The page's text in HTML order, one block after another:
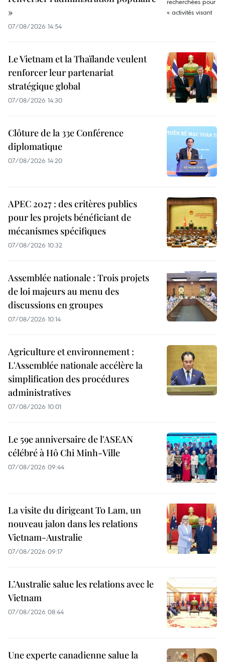
»
07/08/2026 14:54
Le Vietnam et la Thaïlande veulent
renforcer leur partenariat
stratégique global
07/08/2026 14:30
Clôture de la 33e Conférence
diplomatique
07/08/2026 14:20
APEC 2027 : des critères publics
pour les projets bénéficiant de
mécanismes spécifiques
07/08/2026 10:32
Assemblée nationale : Trois projets
de loi majeurs au menu des
discussions en groupes
07/08/2026 10:14
Agriculture et environnement :
L'Assemblée nationale accélère la
simplification des procédures
administratives
07/08/2026 10:01
Le 59e anniversaire de l'ASEAN
célébré à Hô Chi Minh-Ville
07/08/2026 09:44
La visite du dirigeant To Lam, un
nouveau jalon dans les relations
Vietnam-Australie
07/08/2026 09:17
L’Australie salue les relations avec le
Vietnam
07/08/2026 08:44
Une experte canadienne salue la